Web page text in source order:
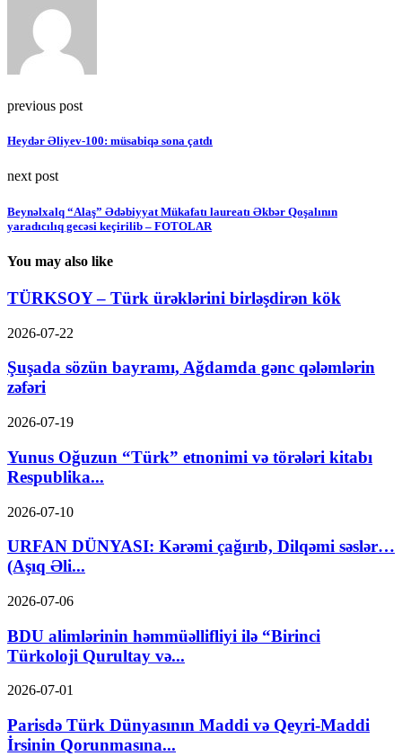
previous post
Heydər Əliyev-100: müsabiqə sona çatdı
next post
Beynəlxalq “Alaş” Ədəbiyyat Mükafatı laureatı Əkbər Qoşalının
yaradıcılıq gecəsi keçirilib – FOTOLAR
You may also like
TÜRKSOY – Türk ürəklərini birləşdirən kök
2026-07-22
Şuşada sözün bayramı, Ağdamda gənc qələmlərin
zəfəri
2026-07-19
Yunus Oğuzun “Türk” etnonimi və törələri kitabı
Respublika...
2026-07-10
URFAN DÜNYASI: Kərəmi çağırıb, Dilqəmi səslər…
(Aşıq Əli...
2026-07-06
BDU alimlərinin həmmüəllifliyi ilə “Birinci
Türkoloji Qurultay və...
2026-07-01
Parisdə Türk Dünyasının Maddi və Qeyri-Maddi
İrsinin Qorunmasına...